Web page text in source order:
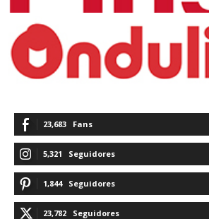
23,683 Fans
5,321 Seguidores
1,844 Seguidores
23,782 Seguidores